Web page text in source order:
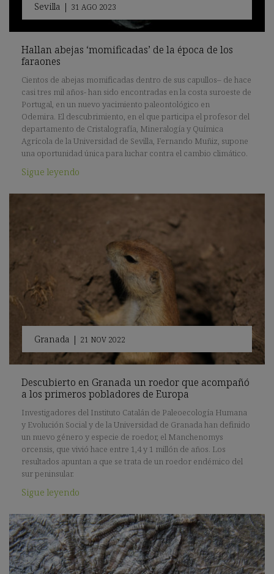
Sevilla | 31 AGO 2023
Hallan abejas ‘momificadas’ de la época de los
faraones
Cientos de abejas momificadas dentro de sus capullos– de hace
casi tres mil años- han sido encontradas en la costa suroeste de
Portugal, en un nuevo yacimiento paleontológico en
Odemira. El descubrimiento, en el que participa el profesor del
departamento de Cristalografía, Mineralogía y Química
Agrícola de la Universidad de Sevilla, Fernando Muñiz, supone
una oportunidad única para luchar contra el cambio climático.
Sigue leyendo
Granada | 21 NOV 2022
Descubierto en Granada un roedor que acompañó
a los primeros pobladores de Europa
Investigadores del Instituto Catalán de Paleoecología Humana
y Evolución Social y de la Universidad de Granada han definido
un nuevo género y especie de roedor, el Manchenomys
orcensis, que vivió hace entre 1,4 y 1 millón de años. Los
resultados apuntan a que se trata de un roedor endémico del
sur peninsular.
Sigue leyendo